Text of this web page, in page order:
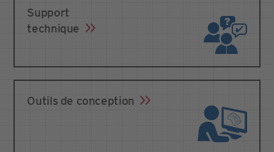
Support
technique
Outils de conception